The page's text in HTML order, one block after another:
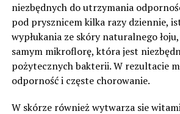
niezbędnych do utrzymania
pod prysznicem kilka razy dziennie,
wypłukania ze skóry naturalnego
samym mikroflorę, która jest
pożytecznych bakterii. W rezultacie
odporność i częste chorowanie.
W skórze również wytwarza sie